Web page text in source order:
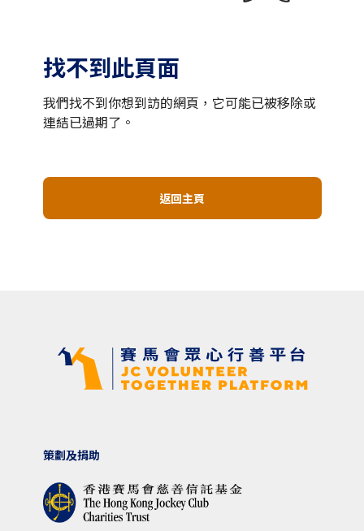
找不到此頁面
我們找不到你想到訪的網頁，它可能已被移除或
連結已過期了。
返回主頁
策劃及捐助